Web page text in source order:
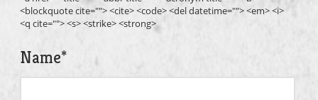
<blockquote cite=""> <cite> <code> <del datetime=""> <em> <i>
<q cite=""> <s> <strike> <strong>
Name*